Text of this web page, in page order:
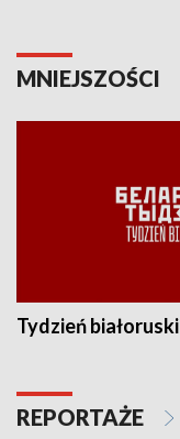
MNIEJSZOŚCI
Tydzień białoruski
REPORTAŻE